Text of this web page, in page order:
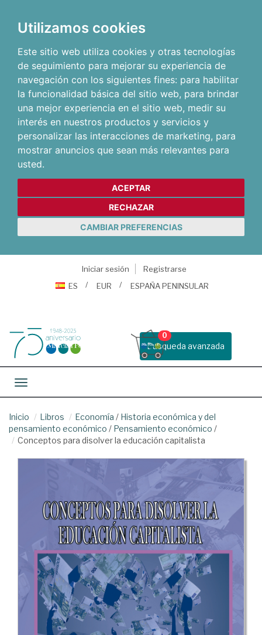
Utilizamos cookies
Este sitio web utiliza cookies y otras tecnologías
de seguimiento para mejorar su experiencia de
navegación con los siguientes fines: para habilitar
la funcionalidad básica del sitio web, para brindar
una mejor experiencia en el sitio web, medir su
interés en nuestros productos y servicios y
personalizar las interacciones de marketing, para
mostrar anuncios que sean más relevantes para
usted.
ACEPTAR
RECHAZAR
CAMBIAR PREFERENCIAS
Iniciar sesión
Registrarse
ES
EUR ESPAÑA PENINSULAR
Busqueda avanzada
0
Toggle navigation
Inicio Libros Economía / Historia económica y del
pensamiento económico / Pensamiento económico /
Conceptos para disolver la educación capitalista